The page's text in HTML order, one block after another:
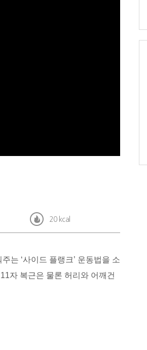
20 kcal
는 ‘사이드 플랭크’ 운동법을 소
자 복근은 물론 허리와 어깨건